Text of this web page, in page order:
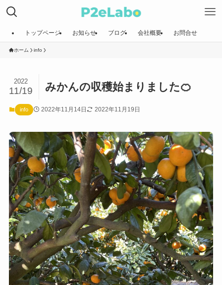
トップページ お知らせ ブログ 会社概要 お問合せ
ホーム info
みかんの収穫始まりました🍊
2022
11/19
info 2022年11月14日 2022年11月19日